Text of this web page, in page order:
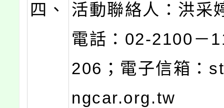
四、
活動聯絡人：洪采
電話：02-2100－
206；電子信箱：
ngcar.org.tw